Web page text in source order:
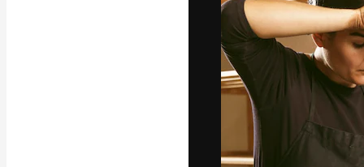
La piattaforma
migliori lavori.
creativi,
Italiano